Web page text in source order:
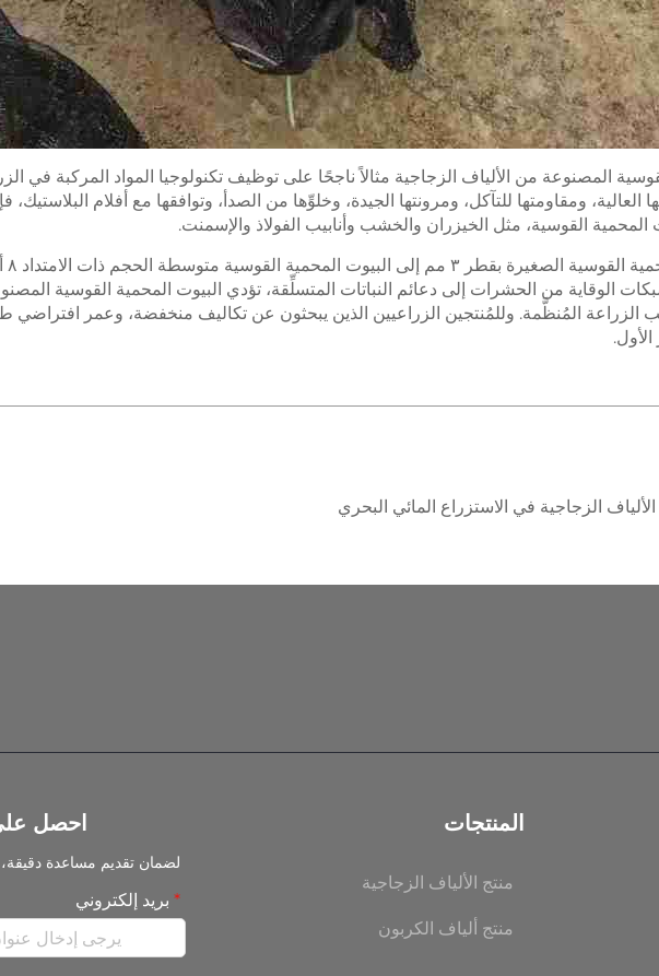
المصنوعة من الألياف الزجاجية مثالاً ناجحًا على توظيف تكنولوجيا المواد المركبة في
العالية، ومقاومتها للتآكل، ومرونتها الجيدة، وخلوِّها من الصدأ، وتوافقها مع أفلام البلاستيك،
القوسية، مثل الخيزران والخشب وأنابيب الفولاذ والإسمنت.
الوقاية من الحشرات إلى دعائم النباتات المتسلِّقة، تؤدي البيوت المحمية القوسية
الزراعة المُنظَّمة. وللمُنتجين الزراعيين الذين يبحثون عن تكاليف منخفضة، وعمر افتراضي
الزجاجية في الاستزراع المائي البحري
المنتجات
منتج الألياف الزجاجية
منتج ألياف الكربون
احصل
لضمان تقديم مساعدة
بريد إلكتروني